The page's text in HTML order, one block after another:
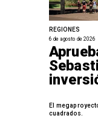
REGIONES
6 de agosto de 2026
El
cuadrados.